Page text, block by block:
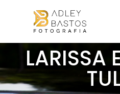
LARISSA